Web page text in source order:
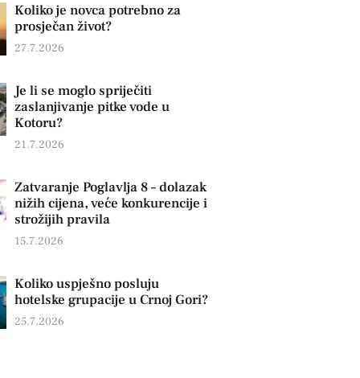
Koliko je novca potrebno za
prosječan život?
27.7.2026
Je li se moglo spriječiti
zaslanjivanje pitke vode u
Kotoru?
21.7.2026
Zatvaranje Poglavlja 8 – dolazak
nižih cijena, veće konkurencije i
strožijih pravila
15.7.2026
Koliko uspješno posluju
hotelske grupacije u Crnoj Gori?
25.7.2026